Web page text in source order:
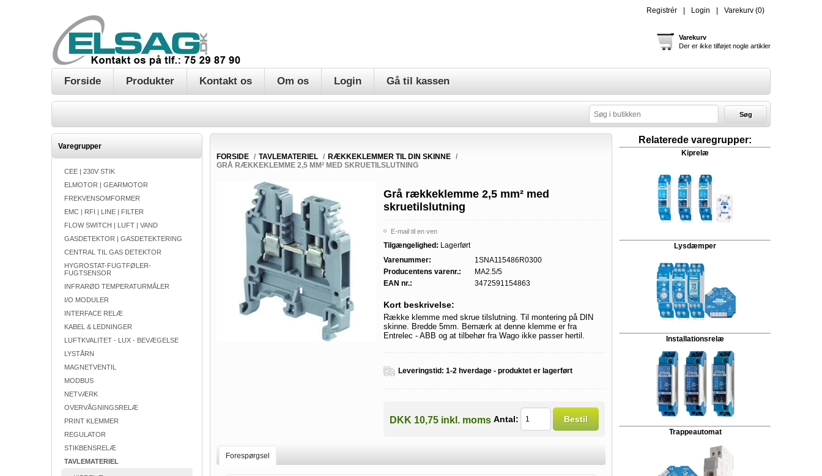
Registrér Login Varekurv (0)
Varekurv
Der er ikke tilføjet nogle artikler
Forside Produkter Kontakt os Om os Login Gå til kassen
Søg
Varegrupper
CEE | 230V STIK
ELMOTOR | GEARMOTOR
FREKVENSOMFORMER
EMC | RFI | LINE | FILTER
FLOW SWITCH | LUFT | VAND
GASDETEKTOR | GASDETEKTERING
CENTRAL TIL GAS DETEKTOR
HYGROSTAT-FUGTFØLER-
FUGTSENSOR
INFRARØD TEMPERATURMÅLER
I/O MODULER
INTERFACE RELÆ
KABEL & LEDNINGER
LUFTKVALITET - LUX - BEVÆGELSE
LYSTÅRN
MAGNETVENTIL
MODBUS
NETVÆRK
OVERVÅGNINGSRELÆ
PRINT KLEMMER
REGULATOR
STIKBENSRELÆ
TAVLEMATERIEL
FORSIDE / TAVLEMATERIEL / RÆKKEKLEMMER TIL DIN SKINNE /
GRÅ RÆKKEKLEMME 2,5 MM² MED SKRUETILSLUTNING
Grå rækkeklemme 2,5 mm² med
skruetilslutning
E-mail til en ven
Tilgængelighed: Lagerført
Varenummer:
1SNA115486R0300
Producentens varenr.:
MA2.5/5
EAN nr.:
3472591154863
Kort beskrivelse:
Række klemme med skrue tilslutning. Til montering på DIN
skinne. Bredde 5mm. Bemærk at denne klemme er fra
Entrelec - ABB og at tilbehør fra Wago ikke passer hertil.
Leveringstid: 1-2 hverdage - produktet er lagerført
DKK 10,75 inkl. moms Antal: Bestil
Forespørgsel
Relaterede varegrupper:
Kiprelæ
Lysdæmper
Installationsrelæ
Trappeautomat